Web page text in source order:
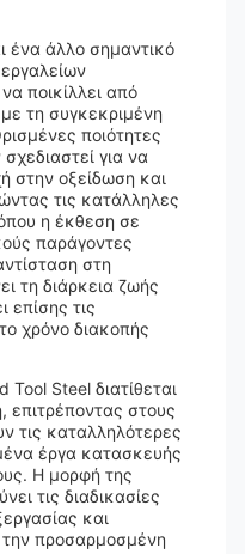
ένα άλλο σημαντικό
ποικίλλει από
τη συγκεκριμένη
ποιότητες
για να
στην οξείδωση και
τις κατάλληλες
η έκθεση σε
παράγοντες
στη
τη διάρκεια ζωής
επίσης τις
χρόνο διακοπής
Steel διατίθεται
επιτρέποντας στους
τις καταλληλότερες
έργα κατασκευής
Η μορφή της
τις διαδικασίες
και
την προσαρμοσμένη